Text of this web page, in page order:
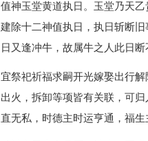
值神玉堂黄道执日。玉堂乃天
建除十二神值执日，执日斩断
日又逢冲牛，故属牛之人此日
宜祭祀祈福求嗣开光嫁娶出行
出火，拆卸等项皆有关联，可
直无私，时德主时运亨通，福